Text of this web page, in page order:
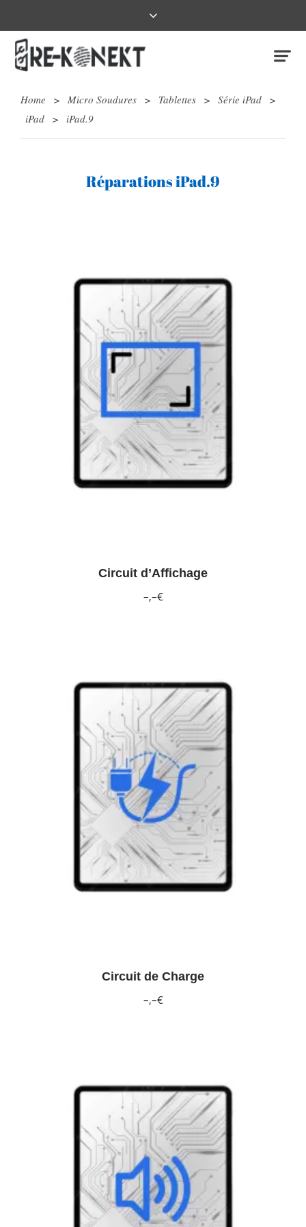
Home > Micro Soudures > Tablettes > Série iPad >
iPad > iPad.9
Réparations iPad.9
Circuit d’Affichage
–,–€
Circuit de Charge
–,–€